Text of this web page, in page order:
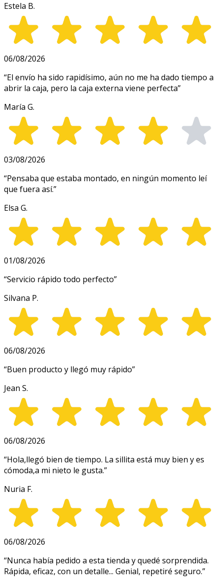
Estela B.
06/08/2026
“El envío ha sido rapidísimo, aún no me ha dado tiempo a
abrir la caja, pero la caja externa viene perfecta”
María G.
03/08/2026
“Pensaba que estaba montado, en ningún momento leí
que fuera así.”
Elsa G.
01/08/2026
“Servicio rápido todo perfecto”
Silvana P.
06/08/2026
“Buen producto y llegó muy rápido”
Jean S.
06/08/2026
“Hola,llegó bien de tiempo. La sillita está muy bien y es
cómoda,a mi nieto le gusta.”
Nuria F.
06/08/2026
“Nunca había pedido a esta tienda y quedé sorprendida.
Rápida, eficaz, con un detalle... Genial, repetiré seguro.”